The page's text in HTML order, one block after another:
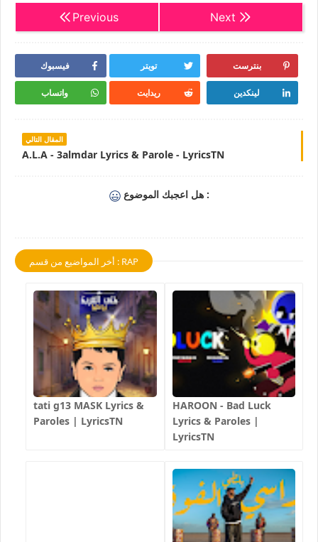
Previous Next
فيسبوك تويتر بنترست
واتساب ريدايت لينكدين
المقال التالي
A.L.A - 3almdar Lyrics & Parole - LyricsTN
هل اعجبك الموضوع :
أخر المواضيع من قسم : RAP
tati g13 MASK Lyrics &
Paroles | LyricsTN
HAROON - Bad Luck
Lyrics & Paroles |
LyricsTN